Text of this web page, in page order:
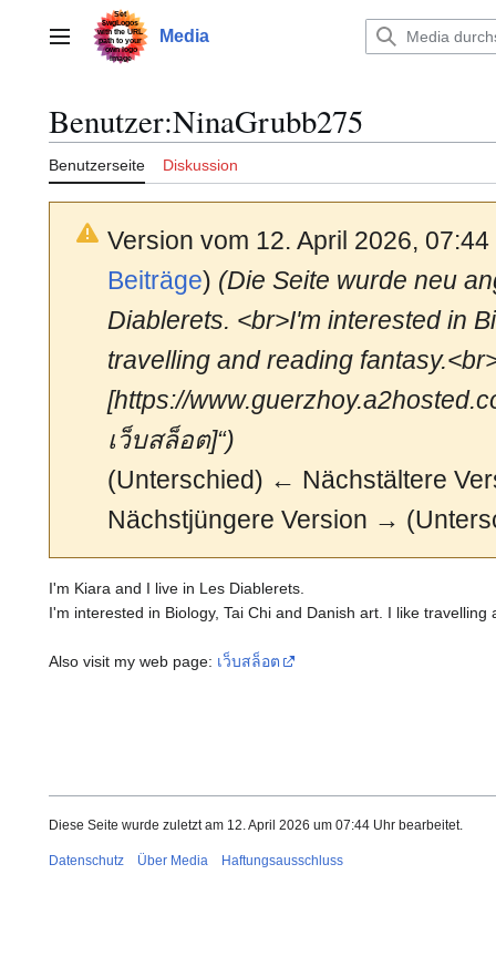
springenHauptmenü Media
Benutzer:NinaGrubb275
Benutzerseite Diskussion
Version vom 12. April 2026,
Beiträge) (Die Seite wurde neu
Diablerets. <br>I'm interested in
travelling and reading
[https://
เว็บสล็อต]“)
(Unterschied) ← Nächstältere
Nächstjüngere Version →
I'm Kiara and I live in Les Diablerets.
I'm interested in Biology, Tai Chi and Danish art. I like travelling
Also visit my web page: เว็บสล็อต
Diese Seite wurde zuletzt am 12. April 2026 um 07:44 Uhr bearbeitet.
Datenschutz Über Media Haftungsausschluss